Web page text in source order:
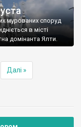
мурованих споруд
в місті
домінанта Ялти.
Далі »